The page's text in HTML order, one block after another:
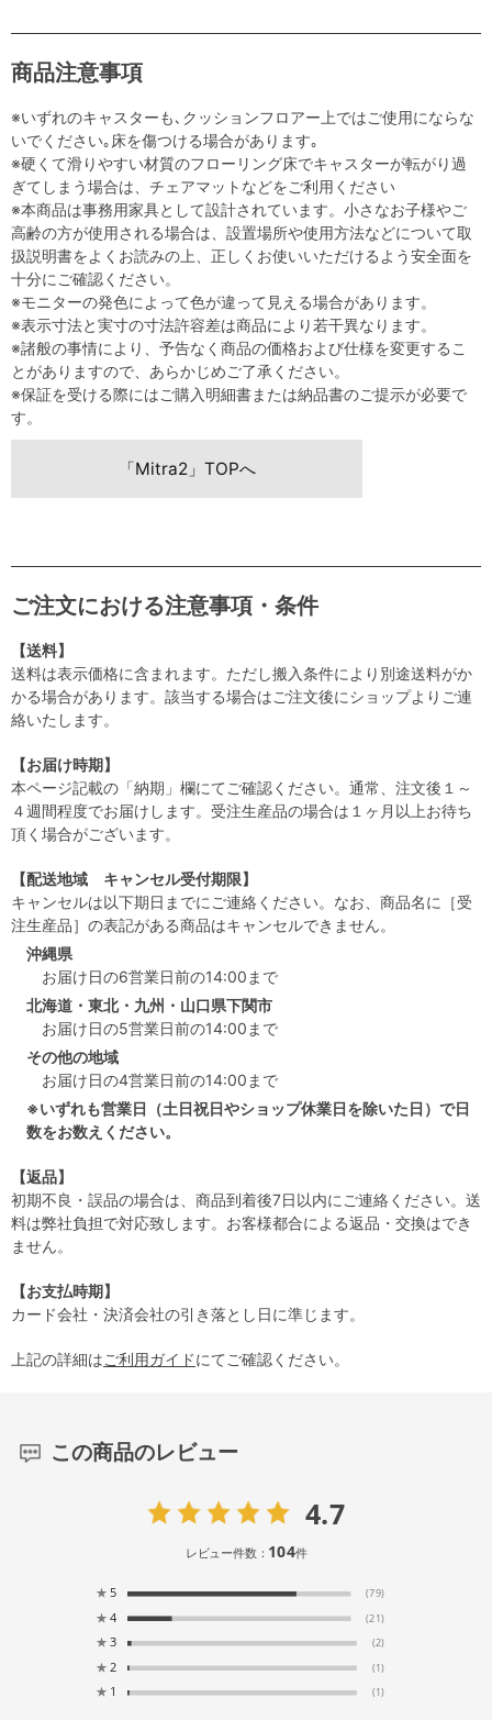
商品注意事項
※いずれのキャスターも､クッションフロアー上ではご使用にならな
いでください｡床を傷つける場合があります｡
※硬くて滑りやすい材質のフローリング床でキャスターが転がり過
ぎてしまう場合は、チェアマットなどをご利用ください
※本商品は事務用家具として設計されています。小さなお子様やご
高齢の方が使用される場合は、設置場所や使用方法などについて取
扱説明書をよくお読みの上、正しくお使いいただけるよう安全面を
十分にご確認ください。
※モニターの発色によって色が違って見える場合があります。
※表示寸法と実寸の寸法許容差は商品により若干異なります。
※諸般の事情により、予告なく商品の価格および仕様を変更するこ
とがありますので、あらかじめご了承ください。
※保証を受ける際にはご購入明細書または納品書のご提示が必要で
す。
「Mitra2」TOPへ
ご注文における注意事項・条件
【送料】
送料は表示価格に含まれます。ただし搬入条件により別途送料がか
かる場合があります。該当する場合はご注文後にショップよりご連
絡いたします。
【お届け時期】
本ページ記載の「納期」欄にてご確認ください。通常、注文後１～
４週間程度でお届けします。受注生産品の場合は１ヶ月以上お待ち
頂く場合がございます。
【配送地域 キャンセル受付期限】
キャンセルは以下期日までにご連絡ください。なお、商品名に［受
注生産品］の表記がある商品はキャンセルできません。
沖縄県
お届け日の6営業日前の14:00まで
北海道・東北・九州・山口県下関市
お届け日の5営業日前の14:00まで
その他の地域
お届け日の4営業日前の14:00まで
※いずれも営業日（土日祝日やショップ休業日を除いた日）で日
数をお数えください。
【返品】
初期不良・誤品の場合は、商品到着後7日以内にご連絡ください。送
料は弊社負担で対応致します。お客様都合による返品・交換はでき
ません。
【お支払時期】
カード会社・決済会社の引き落とし日に準じます。
上記の詳細はご利用ガイドにてご確認ください。
この商品のレビュー
4.7
レビュー件数： 104件
★ 5 (79)
★ 4 (21)
★ 3 (2)
★ 2 (1)
★ 1 (1)